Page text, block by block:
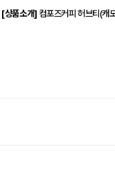
[상품소개] 컴포즈커피 허브티(